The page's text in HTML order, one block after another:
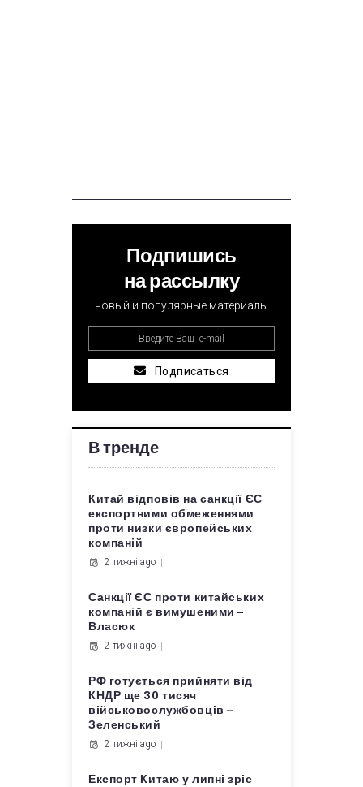
Подпишись
на рассылку
новый и популярные материалы
Подписаться
В тренде
Китай відповів на санкції ЄС
експортними обмеженнями
проти низки європейських
компаній
2 тижні ago
Санкції ЄС проти китайських
компаній є вимушеними –
Власюк
2 тижні ago
РФ готується прийняти від
КНДР ще 30 тисяч
військовослужбовців –
Зеленський
2 тижні ago
Експорт Китаю у липні зріс